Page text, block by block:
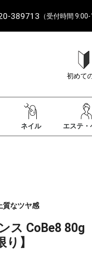
389713 （受付時間 9:00-
初めて
ネイル エステ・
質なツヤ感
ス CoBe8 80g
】